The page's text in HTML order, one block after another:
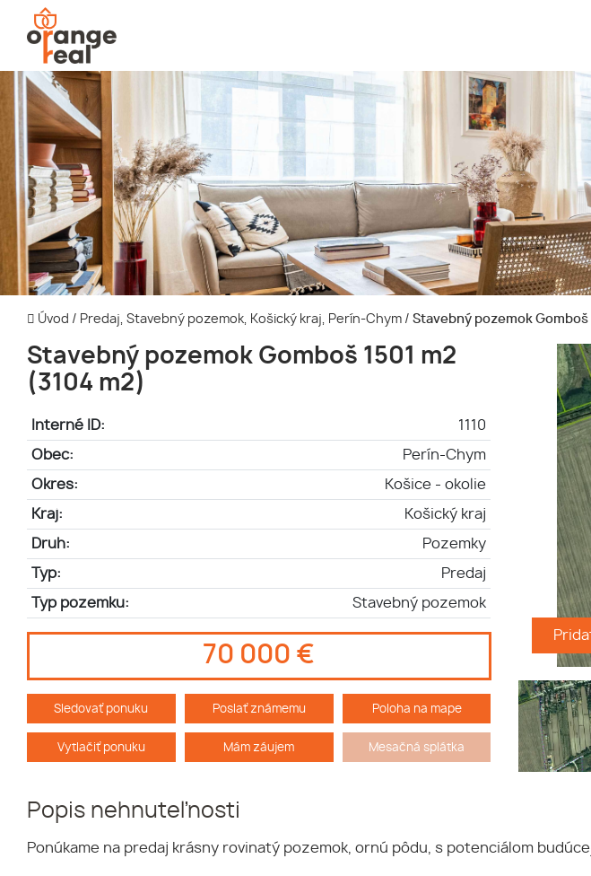
Úvod / Predaj, Stavebný pozemok, Košický kraj, Perín-Chym / Stavebný pozemok Gomboš
Stavebný pozemok Gomboš 1501 m2
(3104 m2)
Interné ID: 1110
Obec: Perín-Chym
Okres: Košice - okolie
Kraj: Košický kraj
Druh: Pozemky
Typ: Predaj
Typ pozemku: Stavebný pozemok
70 000 €
Sledovať ponuku Poslať známemu Poloha na mape
Vytlačiť ponuku Mám záujem Mesačná splátka
Popis nehnuteľnosti
Ponúkame na predaj krásny rovinatý pozemok, ornú pôdu, s potenciálom